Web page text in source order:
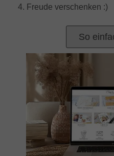
4. Freude verschenken :)
So